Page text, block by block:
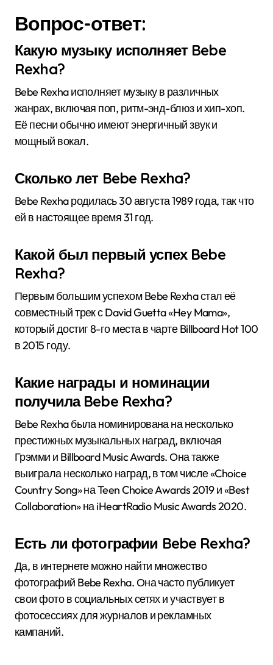
Вопрос-ответ:
Какую музыку исполняет Bebe
Rexha?
Bebe Rexha исполняет музыку в различных
жанрах, включая поп, ритм-энд-блюз и хип-хоп.
Её песни обычно имеют энергичный звук и
мощный вокал.
Сколько лет Bebe Rexha?
Bebe Rexha родилась 30 августа 1989 года, так что
ей в настоящее время 31 год.
Какой был первый успех Bebe
Rexha?
Первым большим успехом Bebe Rexha стал её
совместный трек с David Guetta «Hey Mama»,
который достиг 8-го места в чарте Billboard Hot 100
в 2015 году.
Какие награды и номинации
получила Bebe Rexha?
Bebe Rexha была номинирована на несколько
престижных музыкальных наград, включая
Грэмми и Billboard Music Awards. Она также
выиграла несколько наград, в том числе «Choice
Country Song» на Teen Choice Awards 2019 и «Best
Collaboration» на iHeartRadio Music Awards 2020.
Есть ли фотографии Bebe Rexha?
Да, в интернете можно найти множество
фотографий Bebe Rexha. Она часто публикует
свои фото в социальных сетях и участвует в
фотосессиях для журналов и рекламных
кампаний.